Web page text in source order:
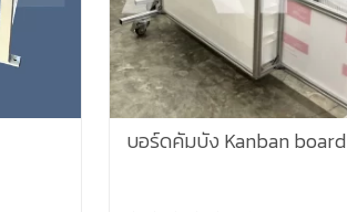
บอร์ดคัมบัง Kanban board